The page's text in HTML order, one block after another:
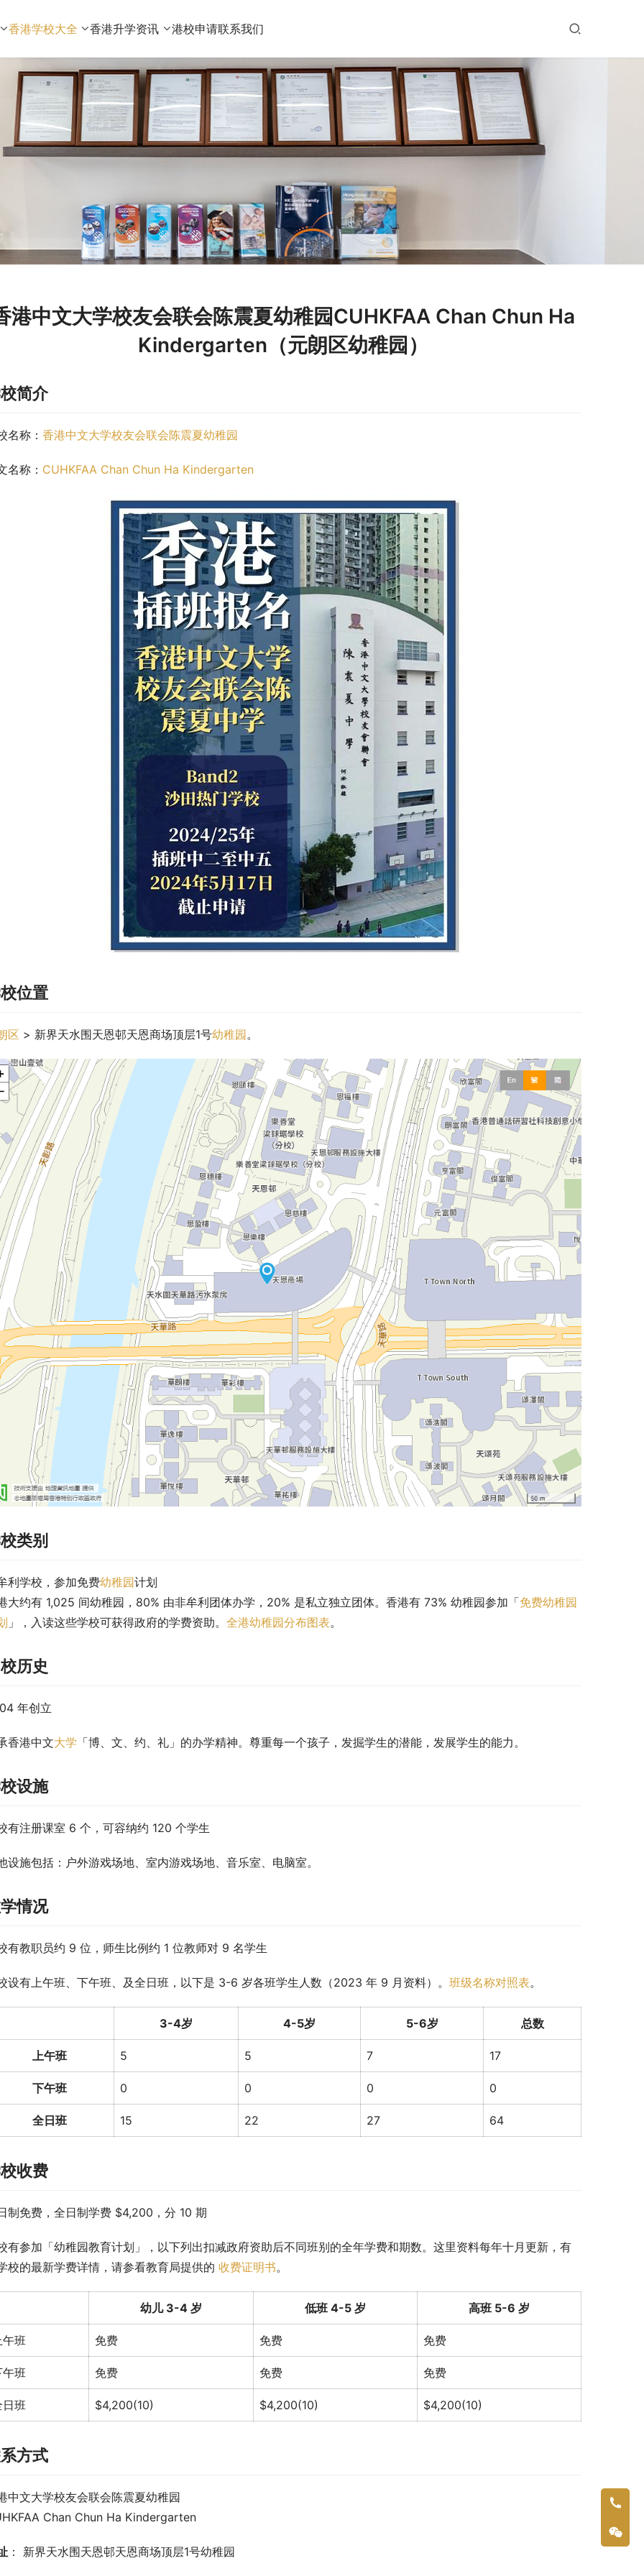
香港学校大全 香港升学资讯 港校申请联系我们
港中文大学校友会联会陈震夏幼稚园CUHKFAA Chan Chun Ha
Kindergarten（元朗区幼稚园）
简介
名称： 香港中文大学校友会联会陈震夏幼稚园
名称： CUHKFAA Chan Chun Ha Kindergarten
位置
区 > 新界天水围天恩邨天恩商场顶层1号幼稚园。
类别
利学校，参加免费幼稚园计划
大约有 1,025 间幼稚园，80% 由非牟利团体办学，20% 是私立独立团体。香港有 73% 幼稚园参加「免费幼稚园
」，入读这些学校可获得政府的学费资助。 全港幼稚园分布图表。
历史
年创立
香港中文大学 「博、文、约、礼」的办学精神。尊重每一个孩子，发掘学生的潜能，发展学生的能力。
设施
有注册课室 6 个，可容纳约 120 个学生
设施包括：户外游戏场地、室内游戏场地、音乐室、电脑室。
情况
有教职员约 9 位，师生比例约 1 位教师对 9 名学生
设有上午班、下午班、及全日班，以下是 3-6 岁各班学生人数（2023 年 9 月资料）。 班级名称对照表。
3-4岁 4-5岁 5-6岁 总数
上午班 5 5 7 17
下午班 0 0 0 0
全日班 15 22 27 64
收费
制免费，全日制学费 $4,200，分 10 期
有参加「幼稚园教育计划」，以下列出扣减政府资助后不同班别的全年学费和期数。这里资料每年十月更新，有
校的最新学费详情，请参看教育局提供的 收费证明书。
幼儿 3-4 岁 低班 4-5 岁 高班 5-6 岁
午班 免费 免费 免费
午班 免费 免费 免费
日班 $4,200(10) $4,200(10) $4,200(10)
方式
中文大学校友会联会陈震夏幼稚园
Chan Chun Ha Kindergarten
： 新界天水围天恩邨天恩商场顶层1号幼稚园